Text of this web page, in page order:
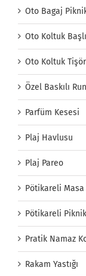
Oto Bagaj
Oto Koltuk
Oto Koltuk
Özel Baskılı
Parfüm Kesesi
Plaj Havlusu
Plaj Pareo
Pötikareli Masa
Pötikareli
Pratik Namaz
Rakam Yastığı